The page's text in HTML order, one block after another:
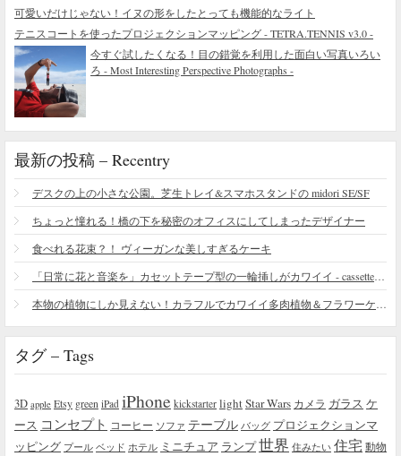
可愛いだけじゃない！イヌの形をしたとっても機能的なライト
テニスコートを使ったプロジェクションマッピング - TETRA.TENNIS v3.0 -
今すぐ試したくなる！目の錯覚を利用した面白い写真いろい
ろ - Most Interesting Perspective Photographs -
最新の投稿 – Recentry
デスクの上の小さな公園。芝生トレイ&スマホスタンドの midori SE/SF
ちょっと憧れる！橋の下を秘密のオフィスにしてしまったデザイナー
食べれる花束？！ ヴィーガンな美しすぎるケーキ
タグ – Tags
3D apple Etsy green iPad iPhone kickstarter lightStar Wars カメラ ガラス ケ
ース コンセプト コーヒー ソファ テーブル バッグ プロジェクションマ
ッピング プール ベッド ホテル ミニチュア ランプ世界 住みたい 住宅 動物